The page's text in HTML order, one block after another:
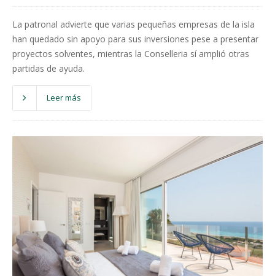
La patronal advierte que varias pequeñas empresas de la isla
han quedado sin apoyo para sus inversiones pese a presentar
proyectos solventes, mientras la Conselleria sí amplió otras
partidas de ayuda.
Leer más